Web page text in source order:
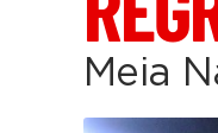
Meia